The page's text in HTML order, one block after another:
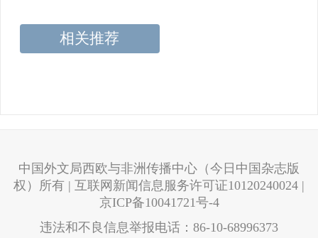
相关推荐
中国外文局西欧与非洲传播中心（今日中国杂志版
权）所有 | 互联网新闻信息服务许可证10120240024 |
京ICP备10041721号-4
违法和不良信息举报电话：86-10-68996373